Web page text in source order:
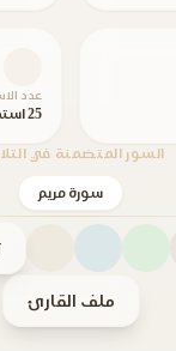
عدد
25 استماع
السور المتضمنة في
سورة مريم
ملف القارئ